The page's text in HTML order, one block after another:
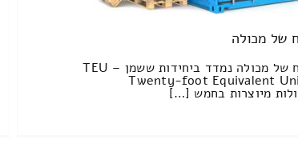
של מכולה
נפח של מכולה נמדד ביחידות ששמן TEU –
Twenty-foot Equivalent
מיוצרות בחמש […]